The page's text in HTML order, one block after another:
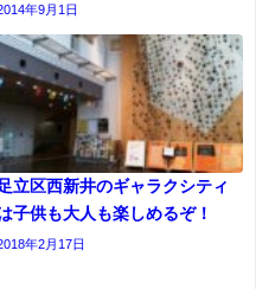
年9月1日
足立区西新井のギャラクシティ
子供も大人も楽しめるぞ！
年2月17日